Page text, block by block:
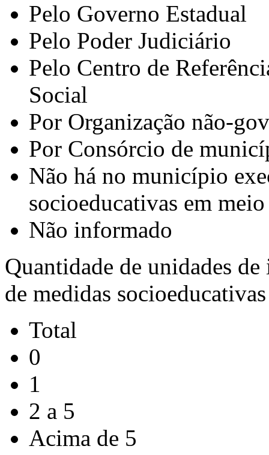
Pelo Governo Estadual
Pelo Poder Judiciário
Pelo Centro de
Social
Por Organização não-
Por Consórcio de
Não há no município
socioeducativas em
Não informado
Quantidade de unidades
de medidas
Total
0
1
2 a 5
Acima de 5